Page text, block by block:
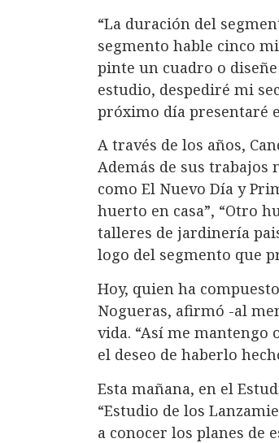
“La duración del
segmento hable cinco
pinte un cuadro o
estudio, despediré mi
próximo día presentaré
A través de los años,
Además de sus trabajos
como El Nuevo Día y
huerto en casa”, “Otro
talleres de jardinería
logo del segmento que
Hoy, quien ha
Nogueras, afirmó -al
vida. “Así me mantengo
el deseo de haberlo
Esta mañana, en el
“Estudio de los
a conocer los planes